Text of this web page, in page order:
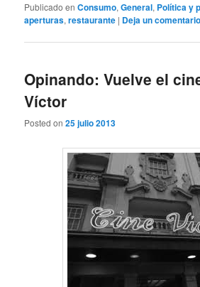
Publicado en Consumo,General, Política y
aperturas,restaurante | Deja un comentario
Opinando: Vuelve el
Víctor
Posted on25 julio 2013